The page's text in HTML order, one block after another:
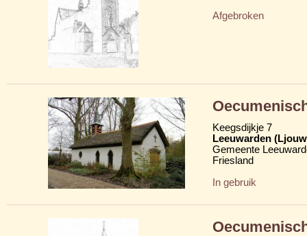
Afgebroken
Keegsdijkje 7
Leeuwarden
Gemeente
Friesland
In gebruik